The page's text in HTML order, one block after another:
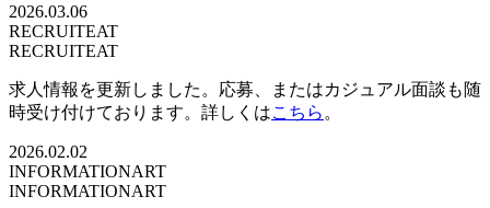
2026.03.06
RECRUITEAT
RECRUITEAT
求人情報を更新しました。応募、またはカジュアル面談も随
時受け付けております。詳しくはこちら 。
2026.02.02
INFORMATIONART
INFORMATIONART